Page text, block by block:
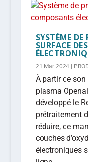
SYSTÈME
SURFACE
21 Mar 2024|
À partir de son
plasma
développé le
prétraitement
réduire, de
couches
électroniques